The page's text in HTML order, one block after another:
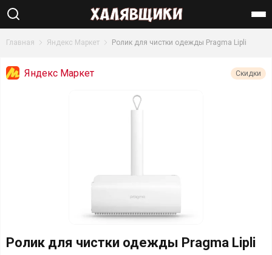
Найти
Главная Яндекс Маркет Ролик для чистки одежды Pragma Lipli
Яндекс Маркет Скидки
Ролик для чистки одежды Pragma Lipli